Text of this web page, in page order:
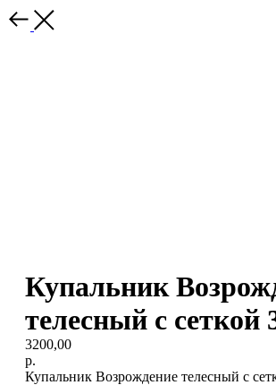
Купальник
телесный с сеткой
3200,00
р.
Купальник Возрождение телесный с